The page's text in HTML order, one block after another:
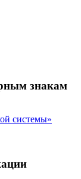
знакам
системы»